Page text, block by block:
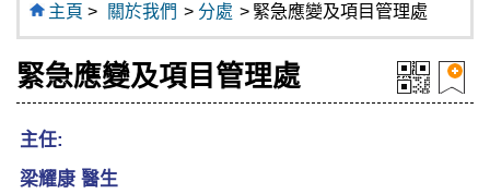
主頁 > 關於我們 > 分處 > 緊急應變及項目管理處
緊急應變及項目管理處
主任:
梁耀康 醫生